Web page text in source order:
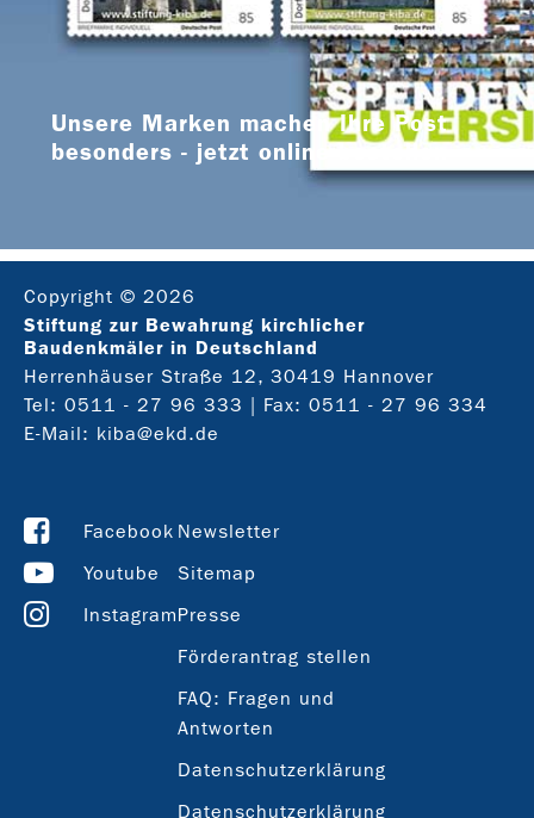
Unsere Marken machen Ihre Post
besonders - jetzt online bestellen
Copyright © 2026
Stiftung zur Bewahrung kirchlicher
Baudenkmäler in Deutschland
Herrenhäuser Straße 12, 30419 Hannover
Tel: 0511 - 27 96 333 | Fax: 0511 - 27 96 334
E-Mail: kiba@ekd.de
Facebook
Youtube
Instagram
Newsletter
Sitemap
Presse
Förderantrag stellen
FAQ: Fragen und
Antworten
Datenschutzerklärung
Datenschutzerklärung